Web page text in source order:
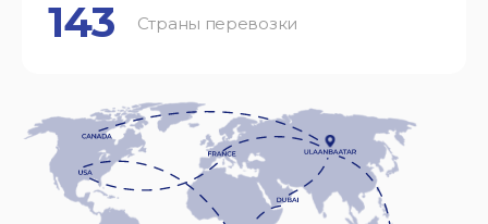
143 Страны перевозки